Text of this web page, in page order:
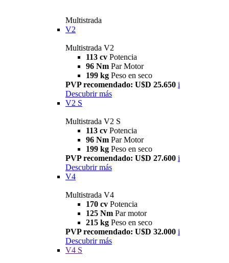
Multistrada
V2
Multistrada V2
113 cv Potencia
96 Nm Par Motor
199 kg Peso en seco
PVP recomendado: U$D 25.650 i
Descubrir más
V2 S
Multistrada V2 S
113 cv Potencia
96 Nm Par Motor
199 kg Peso en seco
PVP recomendado: U$D 27.600 i
Descubrir más
V4
Multistrada V4
170 cv Potencia
125 Nm Par motor
215 kg Peso en seco
PVP recomendado: U$D 32.000 i
Descubrir más
V4 S